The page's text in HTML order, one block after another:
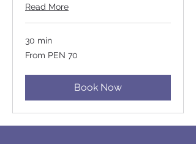
Read More
30 min
From
70
From PEN 70
Book Now